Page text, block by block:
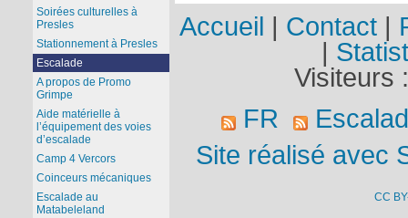
Soirées culturelles à
Presles
Stationnement à Presles
Escalade
A propos de Promo
Grimpe
Aide matérielle à
l’équipement des voies
d’escalade
Camp 4 Vercors
Coinceurs mécaniques
Escalade au
Matabeleland
Accueil | Contact |
|
Visiteurs
FR
Site réalisé avec
CC